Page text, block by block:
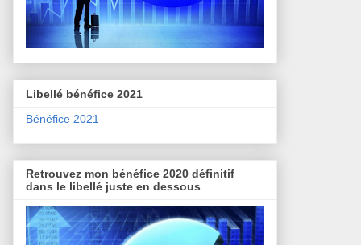
Libellé bénéfice 2021
Bénéfice 2021
Retrouvez mon bénéfice 2020 définitif
dans le libellé juste en dessous